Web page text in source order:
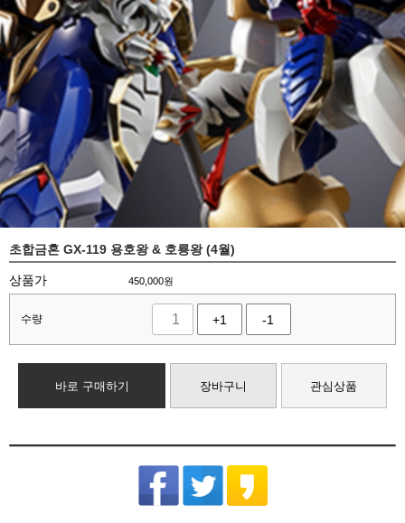
초합금혼 GX-119 용호왕 & 호룡왕 (4월)
상품가 450,000원
수량 +1 -1
바로 구매하기 장바구니 관심상품